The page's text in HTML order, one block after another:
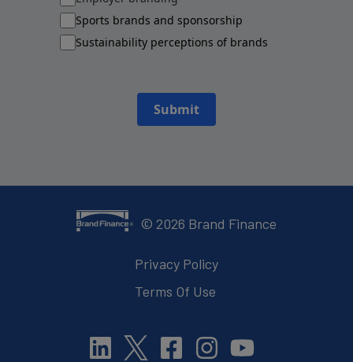
Sports brands and sponsorship
Sustainability perceptions of brands
Submit
© 2026 Brand Finance
Privacy Policy
Terms Of Use